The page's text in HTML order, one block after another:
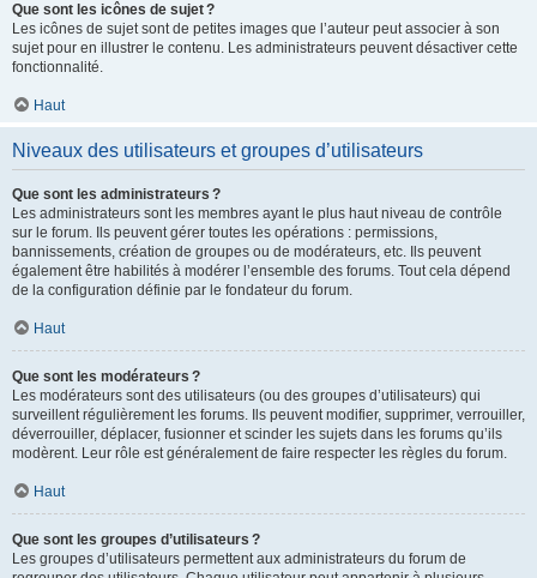
Que sont les icônes de sujet ?
Les icônes de sujet sont de petites images que l’auteur peut associer à son
sujet pour en illustrer le contenu. Les administrateurs peuvent désactiver cette
fonctionnalité.
Haut
Niveaux des utilisateurs et groupes d’utilisateurs
Que sont les administrateurs ?
Les administrateurs sont les membres ayant le plus haut niveau de contrôle
sur le forum. Ils peuvent gérer toutes les opérations : permissions,
bannissements, création de groupes ou de modérateurs, etc. Ils peuvent
également être habilités à modérer l’ensemble des forums. Tout cela dépend
de la configuration définie par le fondateur du forum.
Haut
Que sont les modérateurs ?
Les modérateurs sont des utilisateurs (ou des groupes d’utilisateurs) qui
surveillent régulièrement les forums. Ils peuvent modifier, supprimer, verrouiller,
déverrouiller, déplacer, fusionner et scinder les sujets dans les forums qu’ils
modèrent. Leur rôle est généralement de faire respecter les règles du forum.
Haut
Que sont les groupes d’utilisateurs ?
Les groupes d’utilisateurs permettent aux administrateurs du forum de